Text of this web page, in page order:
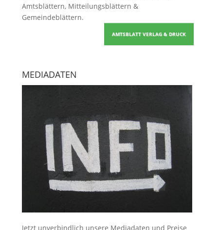
Amtsblättern, Mitteilungsblättern &
Gemeindeblättern.
AMTSBLATT VERLAG & DRUCK
MEDIADATEN
Jetzt unverbindlich unsere Mediadaten und Preise